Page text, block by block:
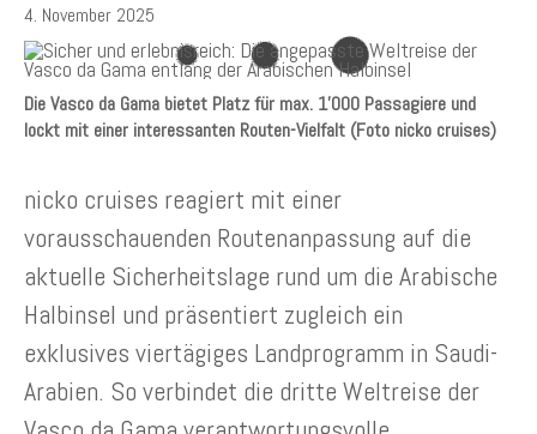
4. November 2025
Die Vasco da Gama bietet Platz für max. 1'000 Passagiere und
lockt mit einer interessanten Routen-Vielfalt (Foto nicko cruises)
nicko cruises reagiert mit einer
vorausschauenden Routenanpassung auf die
aktuelle Sicherheitslage rund um die Arabische
Halbinsel und präsentiert zugleich ein
exklusives viertägiges Landprogramm in Saudi-
Arabien. So verbindet die dritte Weltreise der